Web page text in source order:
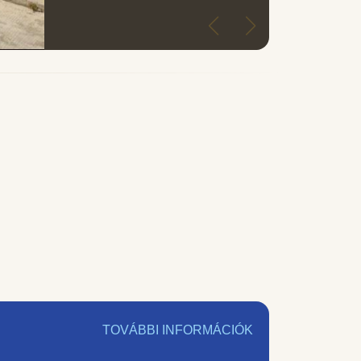
TOVÁBBI INFORMÁCIÓK